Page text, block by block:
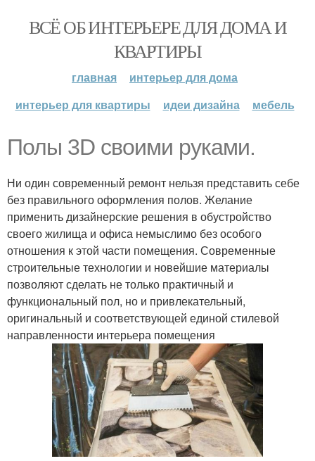
ВСЁ ОБ ИНТЕРЬЕРЕ ДЛЯ ДОМА И
КВАРТИРЫ
главная
интерьер для дома
интерьер для квартиры
идеи дизайна мебель
Полы 3D своими руками.
Ни один современный ремонт нельзя представить себе
без правильного оформления полов. Желание
применить дизайнерские решения в обустройство
своего жилища и офиса немыслимо без особого
отношения к этой части помещения. Современные
строительные технологии и новейшие материалы
позволяют сделать не только практичный и
функциональный пол, но и привлекательный,
оригинальный и соответствующей единой стилевой
направленности интерьера помещения